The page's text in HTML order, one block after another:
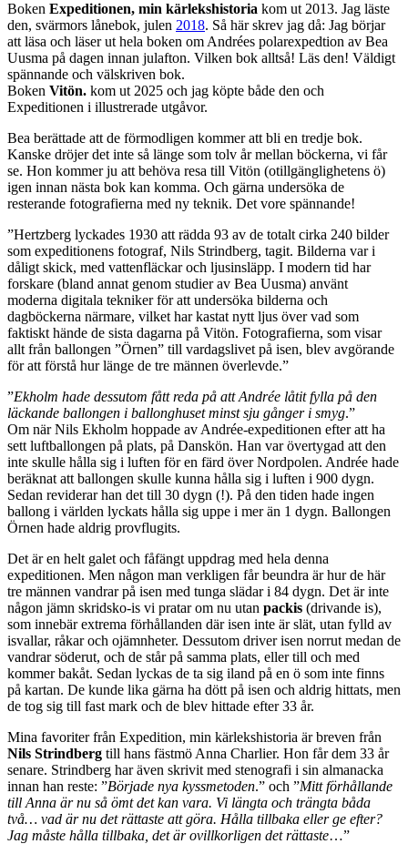
Boken Expeditionen, min kärlekshistoria kom ut 2013. Jag läste
den, svärmors lånebok, julen 2018. Så här skrev jag då: Jag börjar
att läsa och läser ut hela boken om Andrées polarexpedtion av Bea
Uusma på dagen innan julafton. Vilken bok alltså! Läs den! Väldigt
spännande och välskriven bok.
Boken Vitön. kom ut 2025 och jag köpte både den och
Expeditionen i illustrerade utgåvor.
Bea berättade att de förmodligen kommer att bli en tredje bok.
Kanske dröjer det inte så länge som tolv år mellan böckerna, vi får
se. Hon kommer ju att behöva resa till Vitön (otillgänglighetens ö)
igen innan nästa bok kan komma. Och gärna undersöka de
resterande fotografierna med ny teknik. Det vore spännande!
”Hertzberg lyckades 1930 att rädda 93 av de totalt cirka 240 bilder
som expeditionens fotograf, Nils Strindberg, tagit. Bilderna var i
dåligt skick, med vattenfläckar och ljusinsläpp. I modern tid har
forskare (bland annat genom studier av Bea Uusma) använt
moderna digitala tekniker för att undersöka bilderna och
dagböckerna närmare, vilket har kastat nytt ljus över vad som
faktiskt hände de sista dagarna på Vitön. Fotografierna, som visar
allt från ballongen ”Örnen” till vardagslivet på isen, blev avgörande
för att förstå hur länge de tre männen överlevde.”
”Ekholm hade dessutom fått reda på att Andrée låtit fylla på den
läckande ballongen i ballonghuset minst sju gånger i smyg.”
Om när Nils Ekholm hoppade av Andrée-expeditionen efter att ha
sett luftballongen på plats, på Danskön. Han var övertygad att den
inte skulle hålla sig i luften för en färd över Nordpolen. Andrée hade
beräknat att ballongen skulle kunna hålla sig i luften i 900 dygn.
Sedan reviderar han det till 30 dygn (!). På den tiden hade ingen
ballong i världen lyckats hålla sig uppe i mer än 1 dygn. Ballongen
Örnen hade aldrig provflugits.
Det är en helt galet och fåfängt uppdrag med hela denna
expeditionen. Men någon man verkligen får beundra är hur de här
tre männen vandrar på isen med tunga slädar i 84 dygn. Det är inte
någon jämn skridsko-is vi pratar om nu utan packis (drivande is),
som innebär extrema förhållanden där isen inte är slät, utan fylld av
isvallar, råkar och ojämnheter. Dessutom driver isen norrut medan de
vandrar söderut, och de står på samma plats, eller till och med
kommer bakåt. Sedan lyckas de ta sig iland på en ö som inte finns
på kartan. De kunde lika gärna ha dött på isen och aldrig hittats, men
de tog sig till fast mark och de blev hittade efter 33 år.
Mina favoriter från Expedition, min kärlekshistoria är breven från
Nils Strindberg till hans fästmö Anna Charlier. Hon får dem 33 år
senare. Strindberg har även skrivit med stenografi i sin almanacka
innan han reste: ”Började nya kyssmetoden.” och ”Mitt förhållande
till Anna är nu så ömt det kan vara. Vi längta och trängta båda
två… vad är nu det rättaste att göra. Hålla tillbaka eller ge efter?
Jag måste hålla tillbaka, det är ovillkorligen det rättaste…”